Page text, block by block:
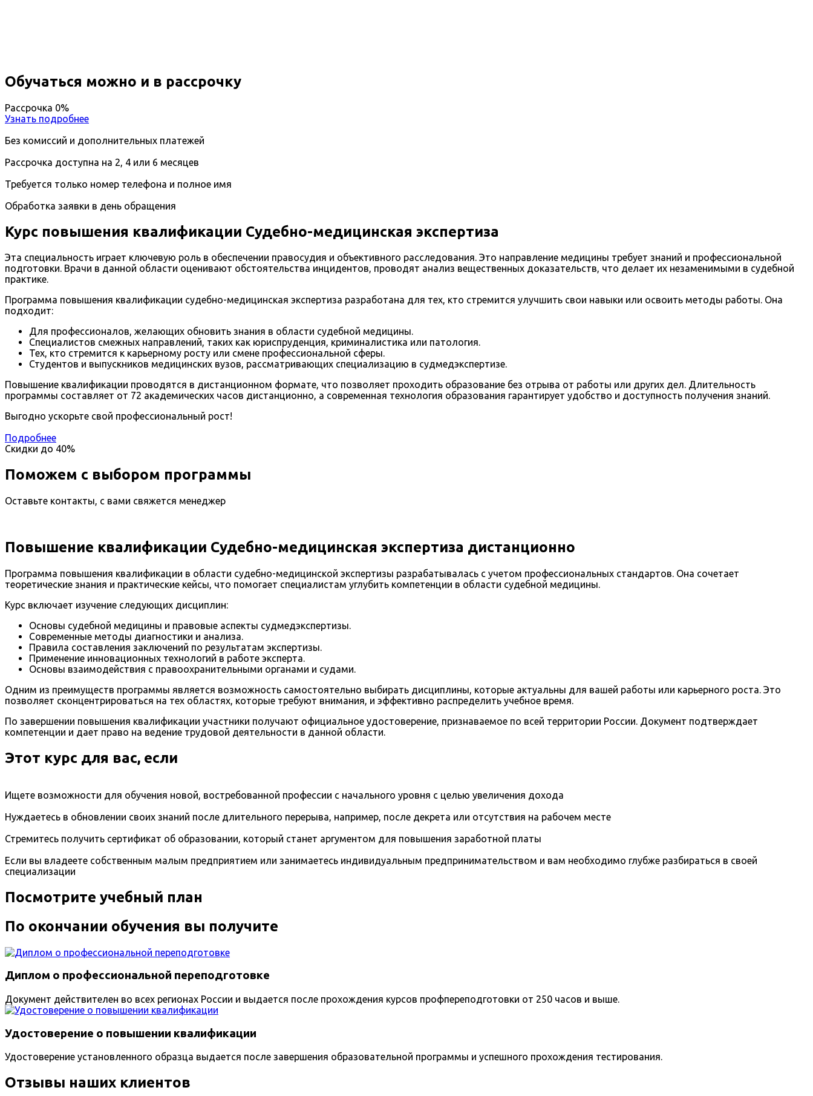
Обучаться можно и в рассрочку
Рассрочка 0%
Узнать подробнее
Без комиссий и дополнительных платежей
Рассрочка доступна на 2, 4 или 6 месяцев
Требуется только номер телефона и полное имя
Обработка заявки в день обращения
Курс повышения квалификации Судебно-медицинская экспертиза
Эта специальность играет ключевую роль в обеспечении правосудия и объективного расследования. Это направление медицины требует знаний и профессиональной
подготовки. Врачи в данной области оценивают обстоятельства инцидентов, проводят анализ вещественных доказательств, что делает их незаменимыми в судебной
практике.
Программа повышения квалификации судебно-медицинская экспертиза разработана для тех, кто стремится улучшить свои навыки или освоить методы работы. Она
подходит:
Для профессионалов, желающих обновить знания в области судебной медицины.
Специалистов смежных направлений, таких как юриспруденция, криминалистика или патология.
Тех, кто стремится к карьерному росту или смене профессиональной сферы.
Студентов и выпускников медицинских вузов, рассматривающих специализацию в судмедэкспертизе.
Повышение квалификации проводятся в дистанционном формате, что позволяет проходить образование без отрыва от работы или других дел. Длительность
программы составляет от 72 академических часов дистанционно, а современная технология образования гарантирует удобство и доступность получения знаний.
Выгодно ускорьте свой профессиональный рост!
Подробнее
Скидки до 40%
Поможем с выбором программы
Оставьте контакты, с вами свяжется менеджер
Повышение квалификации Судебно-медицинская экспертиза дистанционно
Программа повышения квалификации в области судебно-медицинской экспертизы разрабатывалась с учетом профессиональных стандартов. Она сочетает
теоретические знания и практические кейсы, что помогает специалистам углубить компетенции в области судебной медицины.
Курс включает изучение следующих дисциплин:
Основы судебной медицины и правовые аспекты судмедэкспертизы.
Современные методы диагностики и анализа.
Правила составления заключений по результатам экспертизы.
Применение инновационных технологий в работе эксперта.
Основы взаимодействия с правоохранительными органами и судами.
Одним из преимуществ программы является возможность самостоятельно выбирать дисциплины, которые актуальны для вашей работы или карьерного роста. Это
позволяет сконцентрироваться на тех областях, которые требуют внимания, и эффективно распределить учебное время.
По завершении повышения квалификации участники получают официальное удостоверение, признаваемое по всей территории России. Документ подтверждает
компетенции и дает право на ведение трудовой деятельности в данной области.
Этот курс для вас, если
Ищете возможности для обучения новой, востребованной профессии с начального уровня с целью увеличения дохода
Нуждаетесь в обновлении своих знаний после длительного перерыва, например, после декрета или отсутствия на рабочем месте
Стремитесь получить сертификат об образовании, который станет аргументом для повышения заработной платы
Если вы владеете собственным малым предприятием или занимаетесь индивидуальным предпринимательством и вам необходимо глубже разбираться в своей
специализации
Посмотрите учебный план
По окончании обучения вы получите
Диплом о профессиональной переподготовке
Документ действителен во всех регионах России и выдается после прохождения курсов профпереподготовки от 250 часов и выше.
Удостоверение о повышении квалификации
Удостоверение установленного образца выдается после завершения образовательной программы и успешного прохождения тестирования.
Отзывы наших клиентов